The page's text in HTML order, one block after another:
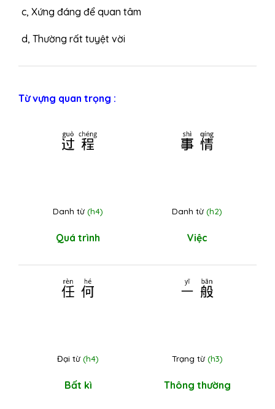
c, Xứng đáng để quan tâm
d, Thường rất tuyệt vời
Từ vựng quan trọng :
过程
Danh từ (h4)
Quá trình
事情
Danh từ (h2)
Việc
任何
Đại từ (h4)
Bất kì
一般
Trạng từ (h3)
Thông thường